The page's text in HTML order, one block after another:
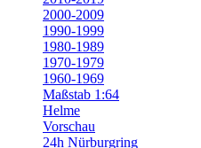
2000-2009
1990-1999
1980-1989
1970-1979
1960-1969
Maßstab 1:64
Helme
Vorschau
24h Nürburgring